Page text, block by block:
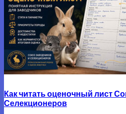
Как читать оценочный лист
Селекционеров